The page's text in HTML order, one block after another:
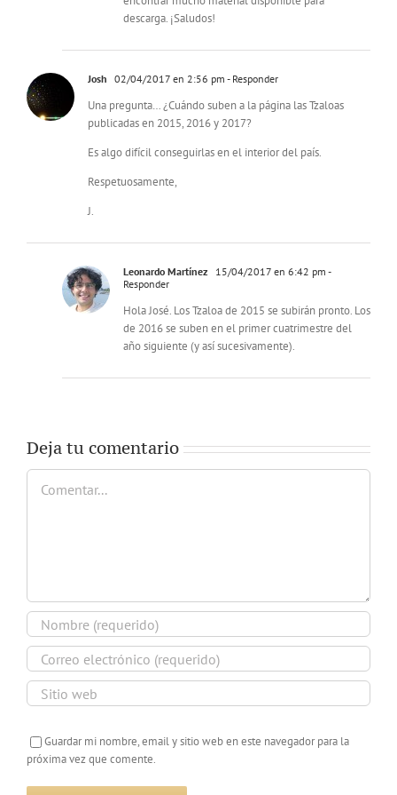
descarga. ¡Saludos!
Josh 02/04/2017 en 2:56 pm - Responder
Una pregunta… ¿Cuándo suben a la página las Tzaloas
publicadas en 2015, 2016 y 2017?
Es algo difícil conseguirlas en el interior del país.
Respetuosamente,
J.
Leonardo Martínez 15/04/2017 en 6:42 pm -
Responder
Hola José. Los Tzaloa de 2015 se subirán pronto. Los
de 2016 se suben en el primer cuatrimestre del
año siguiente (y así sucesivamente).
Deja tu comentario
Comentar
Guardar mi nombre, email y sitio web en este navegador para la
próxima vez que comente.